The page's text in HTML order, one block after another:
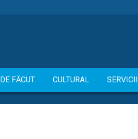
DE FĂCUT CULTURAL SERVICII